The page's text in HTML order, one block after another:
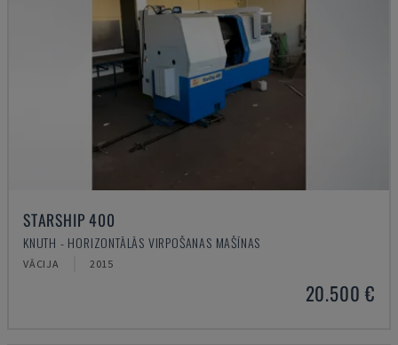
STARSHIP 400
KNUTH - HORIZONTĀLĀS VIRPOŠANAS MAŠĪNAS
VĀCIJA 2015
20.500 €